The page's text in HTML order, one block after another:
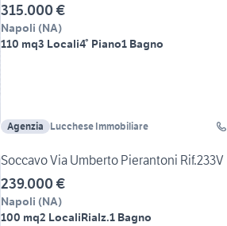
315.000 €
Napoli (NA)
110 mq3 Locali4° Piano1 Bagno
Agenzia Lucchese Immobiliare
Soccavo Via Umberto Pierantoni Rif.233V
239.000 €
Napoli (NA)
100 mq2 LocaliRialz.1 Bagno